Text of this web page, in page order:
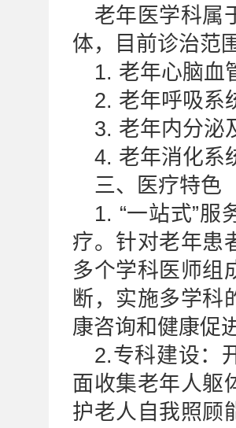
老年医学科属
体，目前诊治范
1. 老年心脑血
2. 老年呼吸系
3. 老年内分泌
4. 老年消化系
三、医疗特色
1. “一站式”
疗。针对老年患
多个学科医师组
断，实施多学科
康咨询和健康促
2.专科建设：
面收集老年人躯
护老人自我照顾